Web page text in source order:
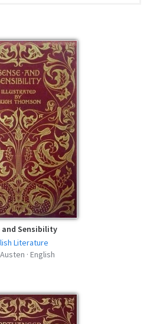
and Other Early
- EPUB
| 1177 descargas
and Other Early
Austen - MOBI
| 655 descargas
and Other Early
- FB2
650 descargas
and Other Early
- AZW3
| 583 descargas
and Sensibility
Literature
· English